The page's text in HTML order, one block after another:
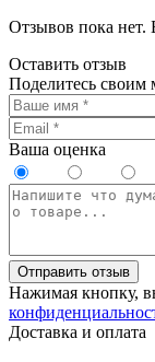
Отзывов пока нет.
Оставить отзыв
Поделитесь своим
Ваша оценка
Отправить отзыв
Нажимая кнопку,
Доставка и оплата